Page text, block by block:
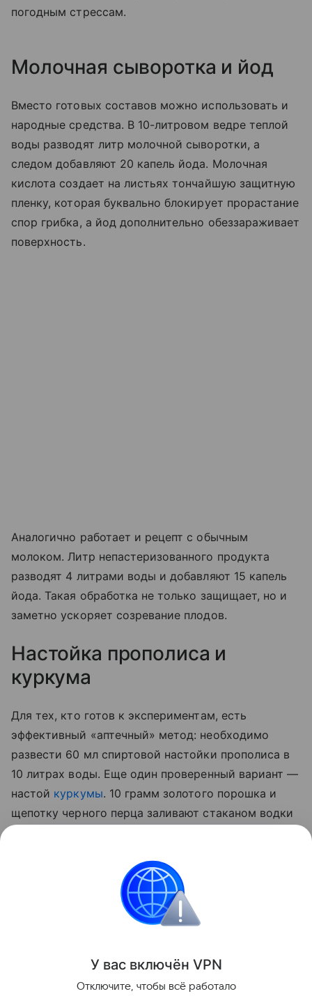
погодным стрессам.
Молочная сыворотка и йод
Вместо готовых составов можно использовать и
народные средства. В 10-литровом ведре теплой
воды разводят литр молочной сыворотки, а
следом добавляют 20 капель йода. Молочная
кислота создает на листьях тончайшую защитную
пленку, которая буквально блокирует прорастание
спор грибка, а йод дополнительно обеззараживает
поверхность.
Аналогично работает и рецепт с обычным
молоком. Литр непастеризованного продукта
разводят 4 литрами воды и добавляют 15 капель
йода. Такая обработка не только защищает, но и
заметно ускоряет созревание плодов.
Настойка прополиса и
куркума
Для тех, кто готов к экспериментам, есть
эффективный «аптечный» метод: необходимо
развести 60 мл спиртовой настойки прополиса в
10 литрах воды. Еще один проверенный вариант —
настой куркумы. 10 грамм золотого порошка и
щепотку черного перца заливают стаканом водки
опрыскивают стебли, а также листья с верхней и
У вас включён VPN
Отключите, чтобы всё работало